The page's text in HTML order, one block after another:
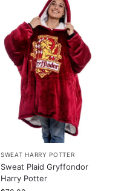
SWEAT HARRY POTTER
Sweat Plaid Gryffondor
Harry Potter